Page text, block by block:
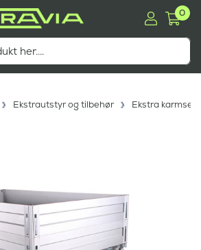
0
Ekstrautstyr og tilbehør Ekstra karmsett